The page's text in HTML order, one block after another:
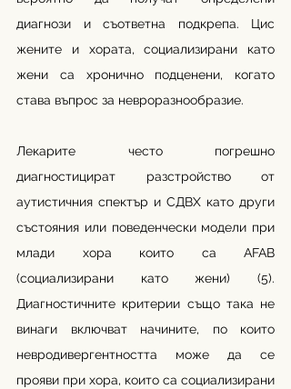
диагнози и съответна подкрепа. Цис
жените и хората, социализирани като
жени са хронично подценени, когато
става въпрос за невроразнообразие.
Лекарите често погрешно
диагностицират разстройство от
аутистичния спектър и СДВХ като други
състояния или поведенчески модели при
млади хора които са AFAB
(социализирани като жени) (5).
Диагностичните критерии също така не
винаги включват начините, по които
невродивергентността може да се
прояви при хора, които са социализирани